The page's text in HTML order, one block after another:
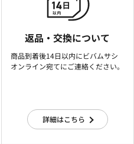
返品・交換について
商品到着後14日以内にビバムサシ
オンライン宛てにご連絡ください。
詳細はこちら